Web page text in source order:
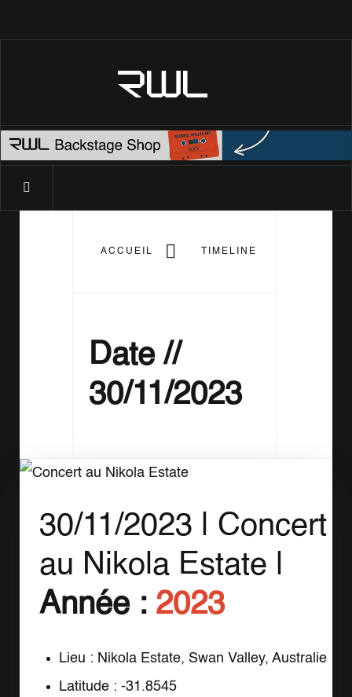
RWL
ACCUEIL TIMELINE
Date //
30/11/2023
30/11/2023 | Concert
au Nikola Estate |
Année : 2023
Lieu : Nikola Estate, Swan Valley, Australie
Latitude : -31.8545